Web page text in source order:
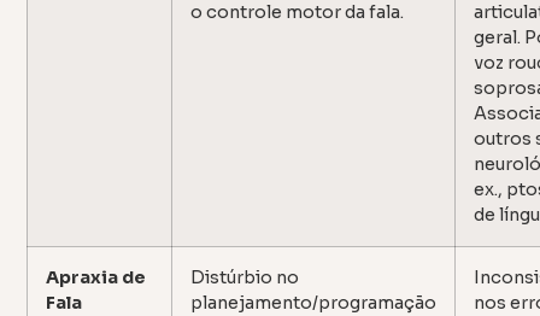
o controle motor da fala.
geral.
voz
outros
ex.,
de
Apraxia de
Fala
Distúrbio no
planejamento/programação
nos